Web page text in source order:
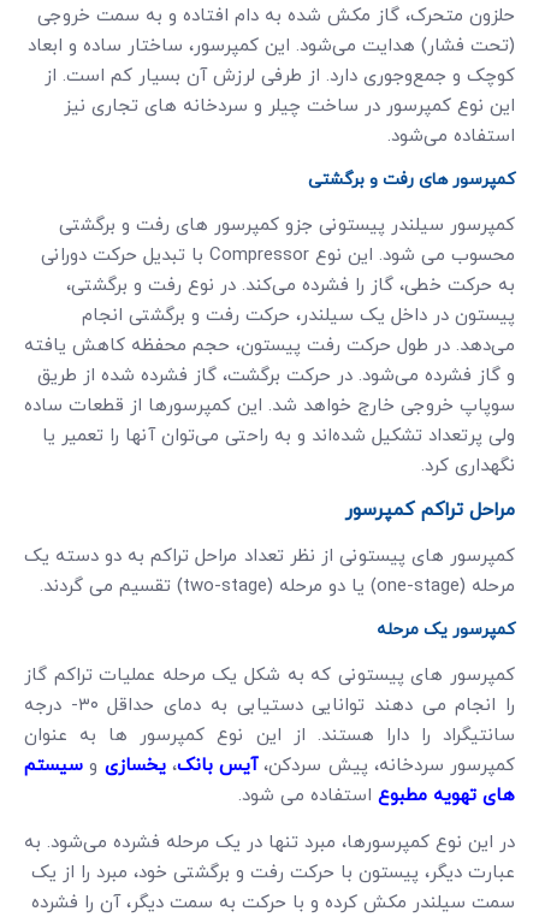
حلزون متحرک، گاز مکش شده به دام افتاده و به سمت خروجی
(تحت فشار) هدایت می‌شود. این کمپرسور، ساختار ساده و ابعاد
کوچک و جمع‌وجوری دارد. از طرفی لرزش آن بسیار کم است. از
این نوع کمپرسور در ساخت چیلر و سردخانه های تجاری نیز
استفاده می‌شود.
کمپرسور های رفت و برگشتی
کمپرسور سیلندر پیستونی جزو کمپرسور های رفت و برگشتی
محسوب می شود. این نوع Compressor با تبدیل حرکت دورانی
به حرکت خطی، گاز را فشرده می‌کند. در نوع رفت و برگشتی،
پیستون در داخل یک سیلندر، حرکت رفت و برگشتی انجام
می‌دهد. در طول حرکت رفت پیستون، حجم محفظه کاهش یافته
و گاز فشرده می‌شود. در حرکت برگشت، گاز فشرده شده از طریق
سوپاپ خروجی خارج خواهد شد. این کمپرسورها از قطعات ساده
ولی پرتعداد تشکیل شده‌اند و به راحتی می‌توان آنها را تعمیر یا
نگهداری کرد.
مراحل تراکم کمپرسور
کمپرسور های پیستونی از نظر تعداد مراحل تراکم به دو دسته یک
مرحله (one-stage) یا دو مرحله (two-stage) تقسیم می گردند.
کمپرسور یک مرحله
کمپرسور های پیستونی که به شکل یک مرحله عملیات تراکم گاز
را انجام می دهند توانایی دستیابی به دمای حداقل ۳۰- درجه
سانتیگراد را دارا هستند. از این نوع کمپرسور ها به عنوان
کمپرسور سردخانه، پیش سردکن، آیس بانک،یخسازی و سیستم
های تهویه مطبوع استفاده می شود.
در این نوع کمپرسورها، مبرد تنها در یک مرحله فشرده می‌شود. به
عبارت دیگر، پیستون با حرکت رفت و برگشتی خود، مبرد را از یک
سمت سیلندر مکش کرده و با حرکت به سمت دیگر، آن را فشرده